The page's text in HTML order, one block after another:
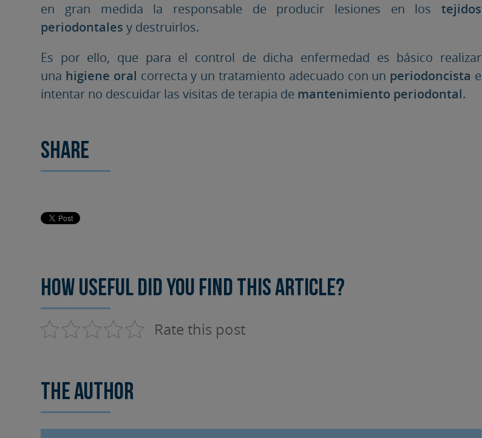
en gran medida la responsable de producir lesiones en los tejidos
periodontales y destruirlos.
Es por ello, que para el control de dicha enfermedad es básico realizar
una higiene oral correcta y un tratamiento adecuado con un periodoncista e
intentar no descuidar las visitas de terapia de mantenimiento periodontal.
Share
How useful did you find this article?
Rate this post
The author